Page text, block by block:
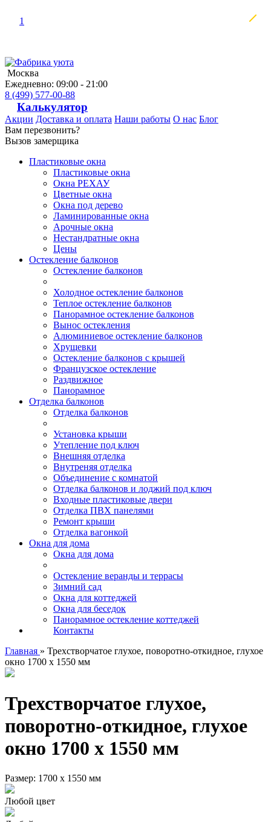
1
Москва
Ежедневно: 09:00 - 21:00
8 (499) 577-00-88
Калькулятор
Акции Доставка и оплата Наши работы О нас Блог
Вам перезвонить?
Вызов замерщика
Пластиковые окна
Пластиковые окна
Окна РЕХАУ
Цветные окна
Окна под дерево
Ламинированные окна
Арочные окна
Нестандратные окна
Цены
Остекление балконов
Остекление балконов
Холодное остекление балконов
Теплое остекление балконов
Панорамное остекление балконов
Вынос остекления
Алюминиевое остекление балконов
Хрущевки
Остекление балконов с крышей
Французское остекление
Раздвижное
Панорамное
Отделка балконов
Отделка балконов
Установка крыши
Утепление под ключ
Внешняя отделка
Внутреняя отделка
Объединение с комнатой
Отделка балконов и лоджий под ключ
Входные пластиковые двери
Отделка ПВХ панелями
Ремонт крыши
Отделка вагонкой
Окна для дома
Окна для дома
Остекление веранды и террасы
Зимний сад
Окна для коттеджей
Окна для беседок
Панорамное остекление коттеджей
Контакты
Главная » Трехстворчатое глухое, поворотно-откидное, глухое
окно 1700 х 1550 мм
Трехстворчатое глухое,
поворотно-откидное, глухое
окно 1700 х 1550 мм
Размер: 1700 х 1550 мм
Любой цвет